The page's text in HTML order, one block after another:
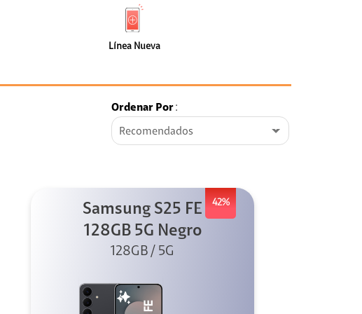
de
faceta
Línea Nueva
Nueva
(8)
Ordenar Por:
Recomendados
42%
Samsung S25 FE
128GB 5G Negro
128GB / 5G